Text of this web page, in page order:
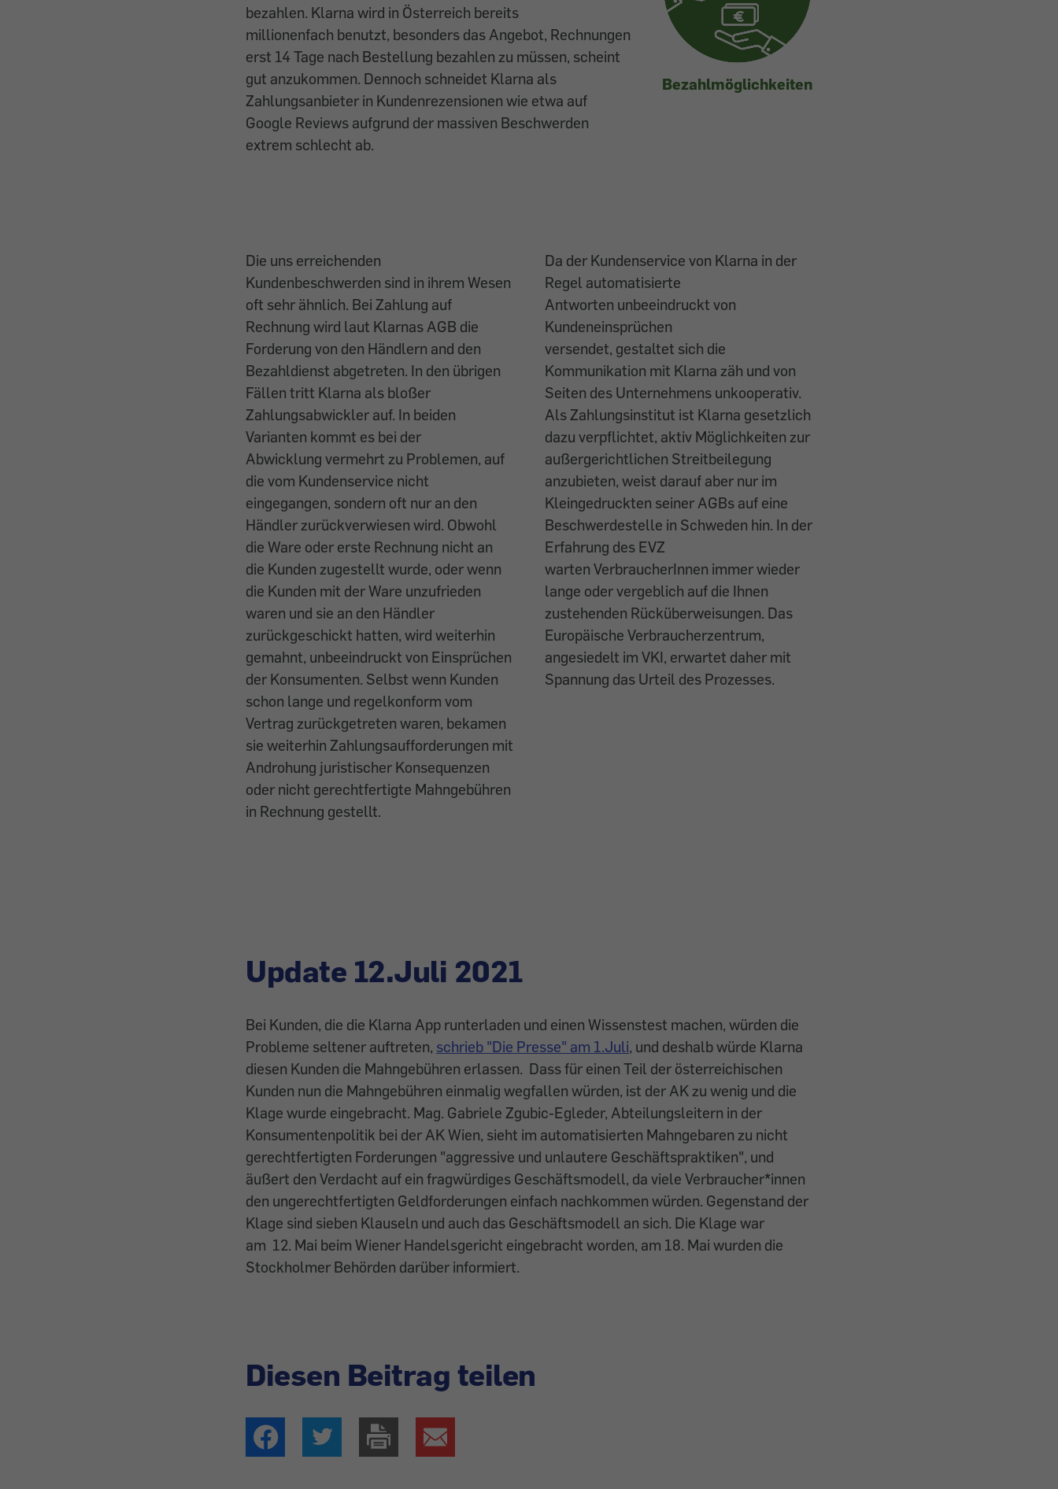
bezahlen. Klarna wird in Österreich bereits
millionenfach benutzt, besonders das Angebot, Rechnungen
erst 14 Tage nach Bestellung bezahlen zu müssen, scheint
gut anzukommen. Dennoch schneidet Klarna als
Zahlungsanbieter in Kundenrezensionen wie etwa auf
Google Reviews aufgrund der massiven Beschwerden
extrem schlecht ab.
Bezahlmöglichkeiten
Die uns erreichenden
Kundenbeschwerden sind in ihrem Wesen
oft sehr ähnlich. Bei Zahlung auf
Rechnung wird laut Klarnas AGB die
Forderung von den Händlern and den
Bezahldienst abgetreten. In den übrigen
Fällen tritt Klarna als bloßer
Zahlungsabwickler auf. In beiden
Varianten kommt es bei der
Abwicklung vermehrt zu Problemen, auf
die vom Kundenservice nicht
eingegangen, sondern oft nur an den
Händler zurückverwiesen wird. Obwohl
die Ware oder erste Rechnung nicht an
die Kunden zugestellt wurde, oder wenn
die Kunden mit der Ware unzufrieden
waren und sie an den Händler
zurückgeschickt hatten, wird weiterhin
gemahnt, unbeeindruckt von Einsprüchen
der Konsumenten. Selbst wenn Kunden
schon lange und regelkonform vom
Vertrag zurückgetreten waren, bekamen
sie weiterhin Zahlungsaufforderungen mit
Androhung juristischer Konsequenzen
oder nicht gerechtfertigte Mahngebühren
in Rechnung gestellt.
Da der Kundenservice von Klarna in der
Regel automatisierte
Antworten unbeeindruckt von
Kundeneinsprüchen
versendet, gestaltet sich die
Kommunikation mit Klarna zäh und von
Seiten des Unternehmens unkooperativ.
Als Zahlungsinstitut ist Klarna gesetzlich
dazu verpflichtet, aktiv Möglichkeiten zur
außergerichtlichen Streitbeilegung
anzubieten, weist darauf aber nur im
Kleingedruckten seiner AGBs auf eine
Beschwerdestelle in Schweden hin. In der
Erfahrung des EVZ
warten VerbraucherInnen immer wieder
lange oder vergeblich auf die Ihnen
zustehenden Rücküberweisungen. Das
Europäische Verbraucherzentrum,
angesiedelt im VKI, erwartet daher mit
Spannung das Urteil des Prozesses.
Update 12.Juli 2021
Bei Kunden, die die Klarna App runterladen und einen Wissenstest machen, würden die
Probleme seltener auftreten, schrieb "Die Presse" am 1.Juli, und deshalb würde Klarna
diesen Kunden die Mahngebühren erlassen. Dass für einen Teil der österreichischen
Kunden nun die Mahngebühren einmalig wegfallen würden, ist der AK zu wenig und die
Klage wurde eingebracht. Mag. Gabriele Zgubic-Egleder, Abteilungsleitern in der
Konsumentenpolitik bei der AK Wien, sieht im automatisierten Mahngebaren zu nicht
gerechtfertigten Forderungen "aggressive und unlautere Geschäftspraktiken", und
äußert den Verdacht auf ein fragwürdiges Geschäftsmodell, da viele Verbraucher*innen
den ungerechtfertigten Geldforderungen einfach nachkommen würden. Gegenstand der
Klage sind sieben Klauseln und auch das Geschäftsmodell an sich. Die Klage war
am 12. Mai beim Wiener Handelsgericht eingebracht worden, am 18. Mai wurden die
Stockholmer Behörden darüber informiert.
Diesen Beitrag teilen